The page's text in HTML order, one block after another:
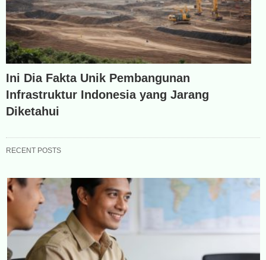
Ini Dia Fakta Unik Pembangunan
Infrastruktur Indonesia yang Jarang
Diketahui
RECENT POSTS